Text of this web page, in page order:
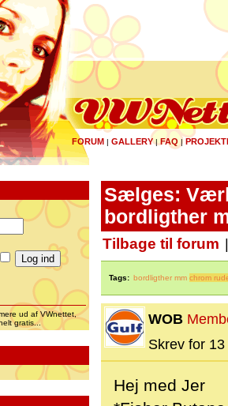
FORUM | GALLERY|FAQ |
ud af VWnettet,
gratis...
Sælges:
bordligther
Tilbage til forum
Tags: bordligther mm chrom
WOB
Skrev for
Hej med Jer